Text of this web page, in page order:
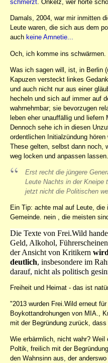
schmerzt. Onkelz, wer hörte
Damals, 2004, war mir inmitten
Leute waren, die sich aus dem
auch keine Amnetie...
Och, ich komme ins schwärmen.
Was ich sagen will, ist, in Berlin
Kapuzen versteckt linkes
und auch nicht nur aus einer
hecheln und sich auf immer auf
wahrnehmbar; sie bevorzugen
leben eher unauffällig und
Dennoch sehe ich in diesen
ordentlichen Initialzündung
These gelten, selbst dann noch,
weg locken und anpassen lassen.
Erst recht die jüngere
Leute Nachts in der Kneipe
jetzt nicht die Politischen
Ein Tip: achte mal auf Leute,
Gemeinde. nein , die meisten
Die Texte von Frei.Wild
Geld, Alkohol,
der Ansicht von Kritikern
deutlich, insbesondere im
darauf, nicht als politisch
Freiheit und Heimat - das ist
"2013 wurden Frei.Wild erneut
Boykottandrohungen von MIA.,
mit der Begründung zurück,
Wie erbärmlich, nicht wahr?
Poltik, freilich mit der
den Wahnsinn aus, der